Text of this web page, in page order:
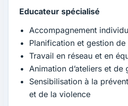
Educateur spécialisé
Accompagnement
Planification et gestion
Travail en réseau et en
Animation d’ateliers et
Sensibilisation à la
et de la violence